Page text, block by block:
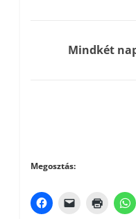
Mindkét
Megosztás: